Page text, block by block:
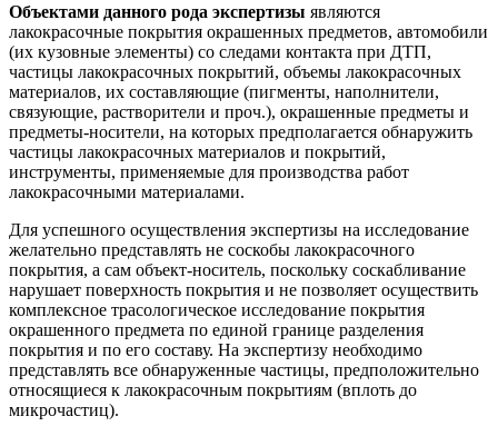
Объектами данного рода экспертизы являются
лакокрасочные покрытия окрашенных предметов, автомобили
(их кузовные элементы) со следами контакта при ДТП,
частицы лакокрасочных покрытий, объемы лакокрасочных
материалов, их составляющие (пигменты, наполнители,
связующие, растворители и проч.), окрашенные предметы и
предметы-носители, на которых предполагается обнаружить
частицы лакокрасочных материалов и покрытий,
инструменты, применяемые для производства работ
лакокрасочными материалами.
Для успешного осуществления экспертизы на исследование
желательно представлять не соскобы лакокрасочного
покрытия, а сам объект-носитель, поскольку соскабливание
нарушает поверхность покрытия и не позволяет осуществить
комплексное трасологическое исследование покрытия
окрашенного предмета по единой границе разделения
покрытия и по его составу. На экспертизу необходимо
представлять все обнаруженные частицы, предположительно
относящиеся к лакокрасочным покрытиям (вплоть до
микрочастиц).